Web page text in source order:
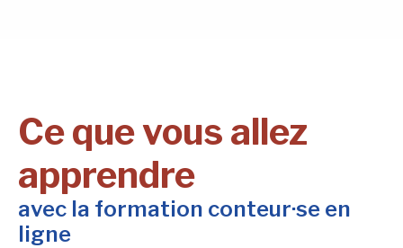
Ce que vous allez
apprendre
avec la formation conteur·se en
ligne